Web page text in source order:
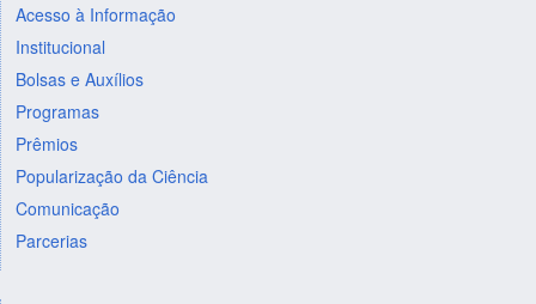
Acesso à Informação
Institucional
Bolsas e Auxílios
Programas
Prêmios
Popularização da Ciência
Comunicação
Parcerias